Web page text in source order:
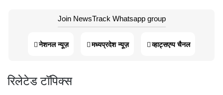
Join NewsTrack Whatsapp group
नेशनल न्यूज़ मध्यप्रदेश न्यूज़ व्हाट्सएप्प चैनल
रिलेटेड टॉपिक्स